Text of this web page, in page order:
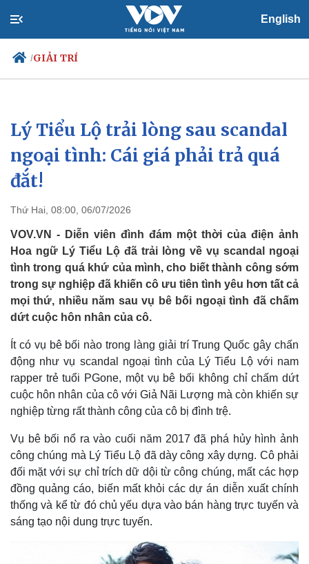
English
/GIẢI TRÍ
Chính trị
Tổ chức nhân sự
Quốc hội
Xã hội
Tin 24h
Dự báo thời tiết
Lý Tiểu Lộ trải lòng sau scandal
ngoại tình: Cái giá phải trả quá
đắt!
Thứ Hai, 08:00, 06/07/2026
VOV.VN - Diễn viên đình đám một thời của điện ảnh
Hoa ngữ Lý Tiểu Lộ đã trải lòng về vụ scandal ngoại
tình trong quá khứ của mình, cho biết thành công sớm
trong sự nghiệp đã khiến cô ưu tiên tình yêu hơn tất cả
mọi thứ, nhiều năm sau vụ bê bối ngoại tình đã chấm
dứt cuộc hôn nhân của cô.
Ít có vụ bê bối nào trong làng giải trí Trung Quốc gây chấn
động như vụ scandal ngoại tình của Lý Tiểu Lộ với nam
rapper trẻ tuổi PGone, một vụ bê bối không chỉ chấm dứt
cuộc hôn nhân của cô với Giả Nãi Lượng mà còn khiến sự
nghiệp từng rất thành công của cô bị đình trệ.
Vụ bê bối nổ ra vào cuối năm 2017 đã phá hủy hình ảnh
công chúng mà Lý Tiểu Lộ đã dày công xây dựng. Cô phải
đối mặt với sự chỉ trích dữ dội từ công chúng, mất các hợp
đồng quảng cáo, biến mất khỏi các dự án diễn xuất chính
thống và kể từ đó chủ yếu dựa vào bán hàng trực tuyến và
sáng tạo nội dung trực tuyến.